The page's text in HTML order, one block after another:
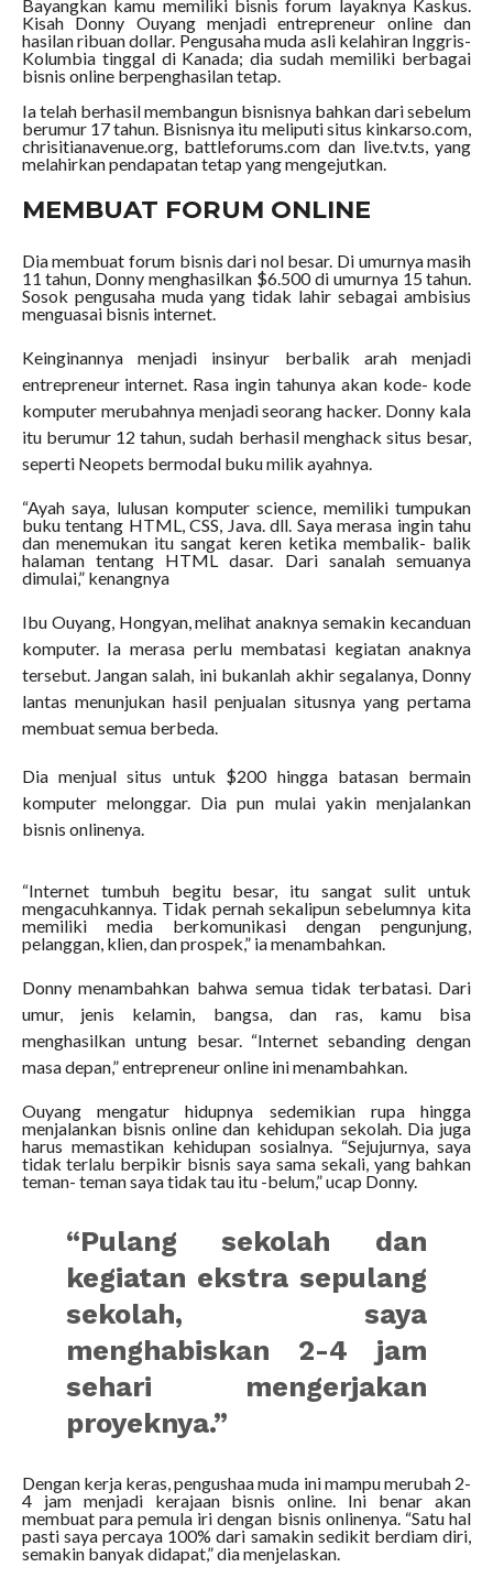
Bayangkan kamu memiliki bisnis forum layaknya Kaskus.
Kisah Donny Ouyang menjadi entrepreneur online dan
hasilan ribuan dollar. Pengusaha muda asli kelahiran Inggris-
Kolumbia tinggal di Kanada; dia sudah memiliki berbagai
bisnis online berpenghasilan tetap.
Ia telah berhasil membangun bisnisnya bahkan dari sebelum
berumur 17 tahun. Bisnisnya itu meliputi situs kinkarso.com,
chrisitianavenue.org, battleforums.com dan live.tv.ts, yang
melahirkan pendapatan tetap yang mengejutkan.
MEMBUAT FORUM ONLINE
Dia membuat forum bisnis dari nol besar. Di umurnya masih
11 tahun, Donny menghasilkan $6.500 di umurnya 15 tahun.
Sosok pengusaha muda yang tidak lahir sebagai ambisius
menguasai bisnis internet.
Keinginannya menjadi insinyur berbalik arah menjadi
entrepreneur internet. Rasa ingin tahunya akan kode- kode
komputer merubahnya menjadi seorang hacker. Donny kala
itu berumur 12 tahun, sudah berhasil menghack situs besar,
seperti Neopets bermodal buku milik ayahnya.
“Ayah saya, lulusan komputer science, memiliki tumpukan
buku tentang HTML, CSS, Java. dll. Saya merasa ingin tahu
dan menemukan itu sangat keren ketika membalik- balik
halaman tentang HTML dasar. Dari sanalah semuanya
dimulai,” kenangnya
Ibu Ouyang, Hongyan, melihat anaknya semakin kecanduan
komputer. Ia merasa perlu membatasi kegiatan anaknya
tersebut. Jangan salah, ini bukanlah akhir segalanya, Donny
lantas menunjukan hasil penjualan situsnya yang pertama
membuat semua berbeda.
Dia menjual situs untuk $200 hingga batasan bermain
komputer melonggar. Dia pun mulai yakin menjalankan
bisnis onlinenya.
“Internet tumbuh begitu besar, itu sangat sulit untuk
mengacuhkannya. Tidak pernah sekalipun sebelumnya kita
memiliki media berkomunikasi dengan pengunjung,
pelanggan, klien, dan prospek,” ia menambahkan.
Donny menambahkan bahwa semua tidak terbatasi. Dari
umur, jenis kelamin, bangsa, dan ras, kamu bisa
menghasilkan untung besar. “Internet sebanding dengan
masa depan,” entrepreneur online ini menambahkan.
Ouyang mengatur hidupnya sedemikian rupa hingga
menjalankan bisnis online dan kehidupan sekolah. Dia juga
harus memastikan kehidupan sosialnya. “Sejujurnya, saya
tidak terlalu berpikir bisnis saya sama sekali, yang bahkan
teman- teman saya tidak tau itu -belum,” ucap Donny.
“Pulang sekolah dan
kegiatan ekstra sepulang
sekolah, saya
menghabiskan 2-4 jam
sehari mengerjakan
proyeknya.”
Dengan kerja keras, pengushaa muda ini mampu merubah 2-
4 jam menjadi kerajaan bisnis online. Ini benar akan
membuat para pemula iri dengan bisnis onlinenya. “Satu hal
pasti saya percaya 100% dari samakin sedikit berdiam diri,
semakin banyak didapat,” dia menjelaskan.